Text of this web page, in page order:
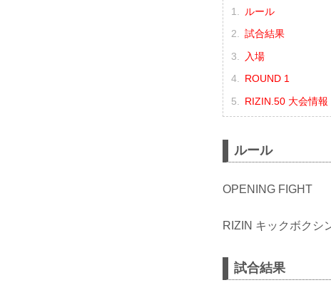
ルール
試合結果
入場
ROUND 1
RIZIN.50 大会情報
ルール
OPENING FIGHT
RIZIN キックボクシ
試合結果